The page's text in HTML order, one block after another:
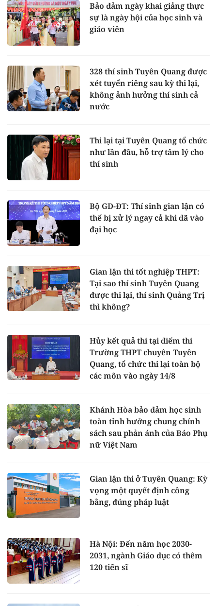
Bảo đảm ngày khai giảng thực
sự là ngày hội của học sinh và
giáo viên
328 thí sinh Tuyên Quang được
xét tuyển riêng sau kỳ thi lại,
không ảnh hưởng thí sinh cả
nước
Thi lại tại Tuyên Quang tổ chức
như lần đầu, hỗ trợ tâm lý cho
thí sinh
Bộ GD-ĐT: Thí sinh gian lận có
thể bị xử lý ngay cả khi đã vào
đại học
Gian lận thi tốt nghiệp THPT:
Tại sao thí sinh Tuyên Quang
được thi lại, thí sinh Quảng Trị
thì không?
Hủy kết quả thi tại điểm thi
Trường THPT chuyên Tuyên
Quang, tổ chức thi lại toàn bộ
các môn vào ngày 14/8
Khánh Hòa bảo đảm học sinh
toàn tỉnh hưởng chung chính
sách sau phản ánh của Báo Phụ
nữ Việt Nam
Gian lận thi ở Tuyên Quang: Kỳ
vọng một quyết định công
bằng, đúng pháp luật
Hà Nội: Đến năm học 2030-
2031, ngành Giáo dục có thêm
120 tiến sĩ